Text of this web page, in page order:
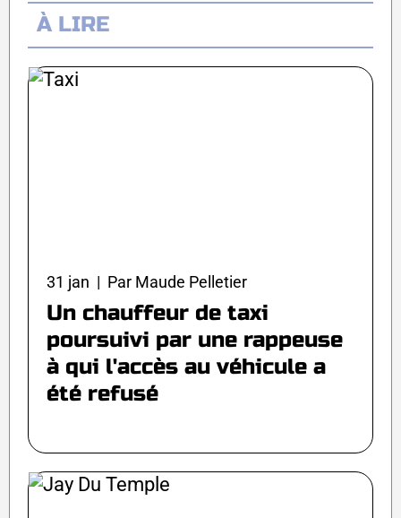
À LIRE
31 jan | Par Maude Pelletier
Un chauffeur de taxi
poursuivi par une rappeuse
à qui l'accès au véhicule a
été refusé